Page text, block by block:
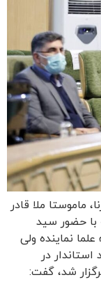
ماموستا ملا قادر
با حضور سید
نماینده ولی
در
شد، گفت: